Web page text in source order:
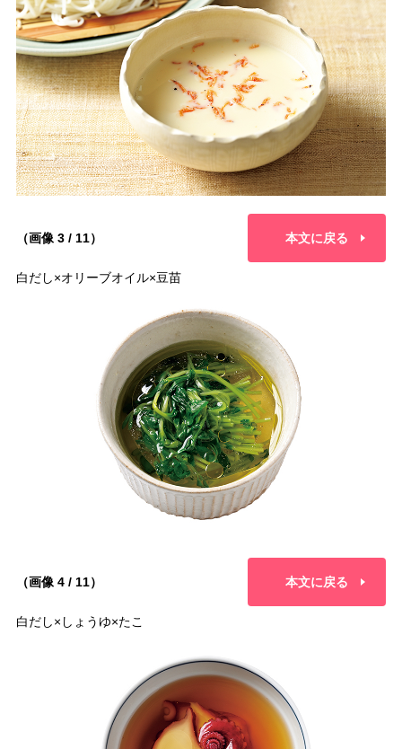
（画像 3 / 11） 本文に戻る
白だし×オリーブオイル×豆苗
（画像 4 / 11） 本文に戻る
白だし×しょうゆ×たこ